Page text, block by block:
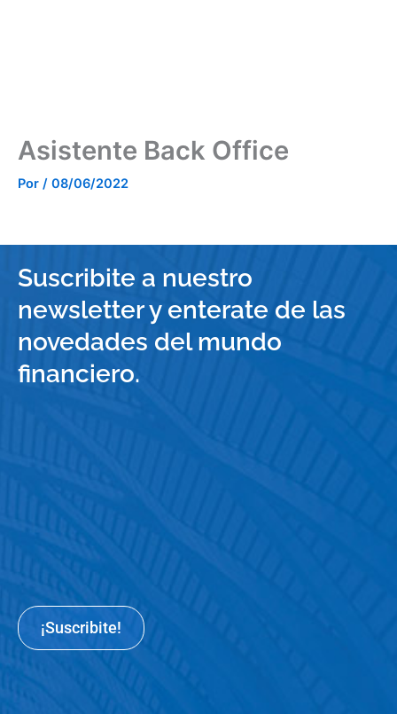
Asistente Back Office
Por / 08/06/2022
Suscribite a nuestro
newsletter y enterate de las
novedades del mundo
financiero.
¡Suscribite!